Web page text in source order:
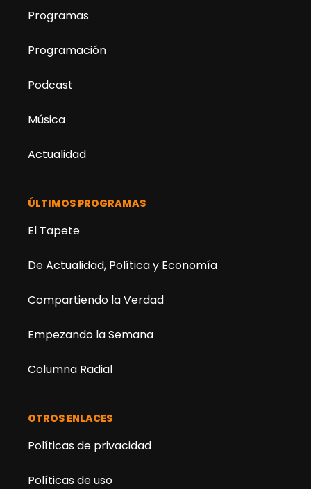
Programas
Programación
Podcast
Música
Actualidad
ÚLTIMOS PROGRAMAS
El Tapete
De Actualidad, Política y Economía
Compartiendo la Verdad
Empezando la Semana
Columna Radial
OTROS ENLACES
Políticas de privacidad
Políticas de uso